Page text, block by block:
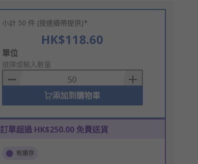
小計 50 件 (按連續帶提供)*
HK$118.60
Add
to
Basket
單位
選擇或輸入數量
添加到購物車
訂單超過 HK$250.00 免費送貨
有庫存